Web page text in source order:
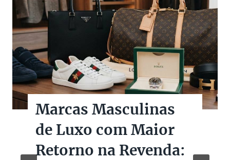
Marcas Masculinas
de Luxo com Maior
Retorno na Revenda: